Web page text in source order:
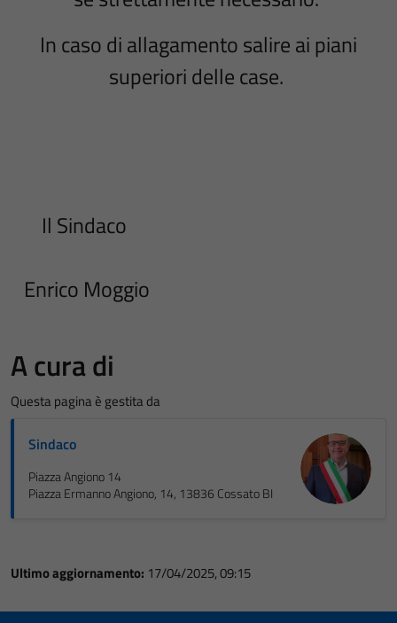
In caso di allagamento salire ai piani
superiori delle case.
Il Sindaco
Enrico Moggio
A cura di
Questa pagina è gestita da
Sindaco
Piazza Angiono 14
Piazza Ermanno Angiono, 14, 13836 Cossato BI
Ultimo aggiornamento: 17/04/2025, 09:15